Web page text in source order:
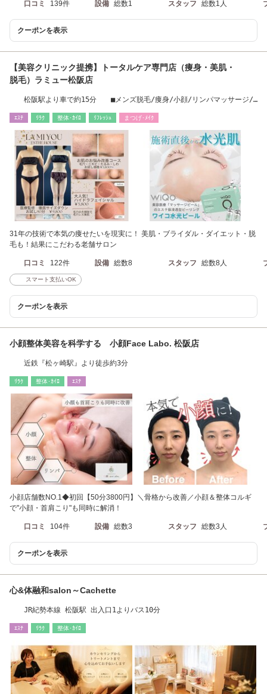
口コミ 139件 設備 総数1 スタッフ 総数1人
クーポンを表示
【美容クリニック提携】トータルケア専門店（痩身・美肌・
脱毛）ラミュー松阪店
松阪駅より車で約15分 ■メンズ脱毛/痩身/小顔/リンパマッサージ//
ｴｽﾃ ﾘﾗｸ 整体･ｶｲﾛ ﾘﾌﾚｯｼｭ まつげ･ﾒｲｸ
31年の技術で本気の痩せたいを現実に！ 美肌・ブライダル・ダイエット・脱
毛も！結果にこだわる老舗サロン
口コミ 122件 設備 総数8 スタッフ 総数8人
スマート支払いOK
クーポンを表示
小顔整体美容を科学する 小顔Face Labo. 松阪店
近鉄『松ヶ崎駅』より徒歩約3分
ﾘﾗｸ 整体･ｶｲﾛ ｴｽﾃ
小顔店舗数NO.1◆初回【50分3800円】＼骨格から改善／小顔＆整体コルギ
で"小顔・首肩こり"も同時に解消！
口コミ 104件 設備 総数3 スタッフ 総数3人
クーポンを表示
心&体融和salon～Cachette
JR紀勢本線 松阪駅 出入口1よりバス10分
ｴｽﾃ ﾘﾗｸ 整体･ｶｲﾛ